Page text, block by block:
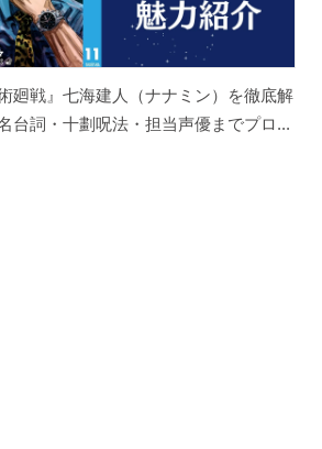
術廻戦』七海建人（ナナミン）を徹底解
台詞・十劃呪法・担当声優までプロ...